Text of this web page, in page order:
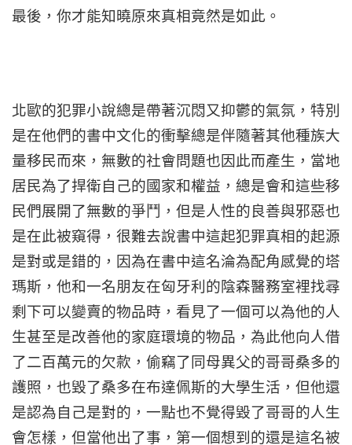
最後，你才能知曉原來真相竟然是如此。
北歐的犯罪小說總是帶著沉悶又抑鬱的氣氛，特別
是在他們的書中文化的衝擊總是伴隨著其他種族大
量移民而來，無數的社會問題也因此而產生，當地
居民為了捍衛自己的國家和權益，總是會和這些移
民們展開了無數的爭鬥，但是人性的良善與邪惡也
是在此被窺得，很難去說書中這起犯罪真相的起源
是對或是錯的，因為在書中這名淪為配角感覺的塔
瑪斯，他和一名朋友在匈牙利的陰森醫務室裡找尋
剩下可以變賣的物品時，看見了一個可以為他的人
生甚至是改善他的家庭環境的物品，為此他向人借
了二百萬元的欠款，偷竊了同母異父的哥哥桑多的
護照，也毀了桑多在布達佩斯的大學生活，但他還
是認為自己是對的，一點也不覺得毀了哥哥的人生
會怎樣，但當他出了事，第一個想到的還是這名被